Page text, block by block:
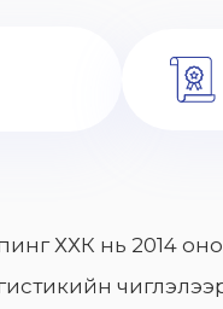
ХХК нь 2014